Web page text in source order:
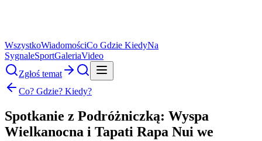
WszystkoWiadomościCo Gdzie KiedyNa
SygnaleSportGaleriaVideo
Zgłoś temat
Co? Gdzie? Kiedy?
Spotkanie z Podróżniczką: Wyspa
Wielkanocna i Tapati Rapa Nui we